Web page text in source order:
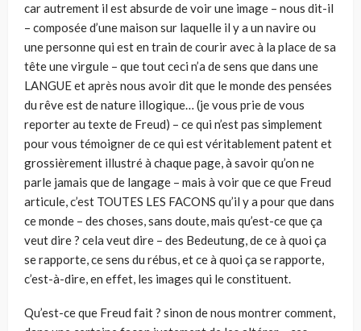
car autrement il est absurde de voir une image – nous dit-il
– composée d’une maison sur laquelle il y a un navire ou
une personne qui est en train de courir avec à la place de sa
tête une virgule – que tout ceci n’a de sens que dans une
LANGUE et après nous avoir dit que le monde des pensées
du rêve est de nature illogique… (je vous prie de vous
reporter au texte de Freud) – ce qui n’est pas simplement
pour vous témoigner de ce qui est véritablement patent et
grossièrement illustré à chaque page, à savoir qu’on ne
parle jamais que de langage – mais à voir que ce que Freud
articule, c’est TOUTES LES FACONS qu’il y a pour que dans
ce monde – des choses, sans doute, mais qu’est-ce que ça
veut dire ? cela veut dire – des Bedeutung, de ce à quoi ça
se rapporte, ce sens du rébus, et ce à quoi ça se rapporte,
c’est-à-dire, en effet, les images qui le constituent.
Qu’est-ce que Freud fait ? sinon de nous montrer comment,